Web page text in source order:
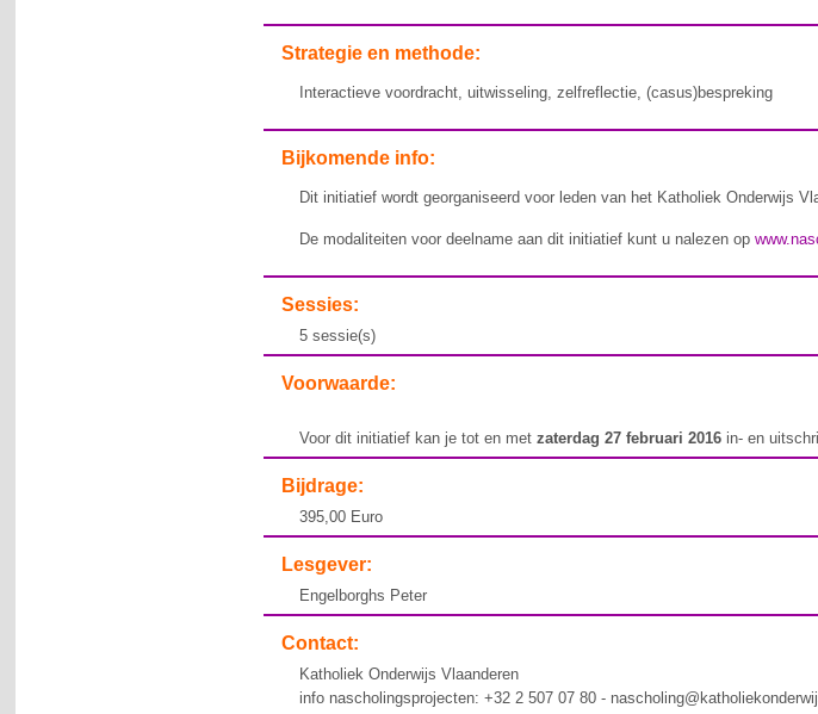
Strategie en methode:
Interactieve voordracht, uitwisseling, zelfreflectie, (casus)bespreking
Bijkomende info:
Dit initiatief wordt georganiseerd voor leden van het Katholiek Onderwijs
De modaliteiten voor deelname aan dit initiatief kunt u nalezen op
Sessies:
5 sessie(s)
Voorwaarde:
Voor dit initiatief kan je tot en metzaterdag 27 februari 2016 in- en
Bijdrage:
395,00 Euro
Lesgever:
Engelborghs Peter
Contact:
Katholiek Onderwijs Vlaanderen
info nascholingsprojecten: +32 2 507 07 80 -